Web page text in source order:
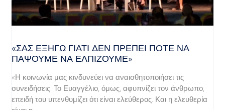
«ΣΑΣ ΕΞΗΓΏ ΓΙΑΤΊ ΔΕΝ ΠΡΈΠΕΙ ΠΟΤΈ ΝΑ
ΠΆΨΟΥΜΕ ΝΑ ΕΛΠΊΖΟΥΜΕ»
«Η κοινωνία μας κινδυνεύει να αναισθητοποιήσει τις
συνειδήσεις. Το Ευαγγέλιο, όμως, αφυπνίζει τον άνθρωπο,
επειδή του υπενθυμίζει ότι είναι ελεύθερος. Και η ελευθερία